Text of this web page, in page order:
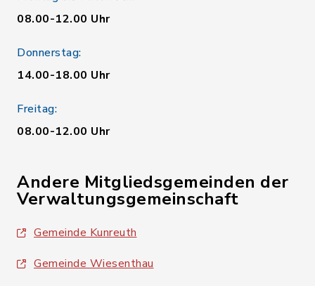
08.00-12.00 Uhr
Donnerstag:
14.00-18.00 Uhr
Freitag:
08.00-12.00 Uhr
Andere Mitgliedsgemeinden der
Verwaltungsgemeinschaft
Gemeinde Kunreuth
Gemeinde Wiesenthau